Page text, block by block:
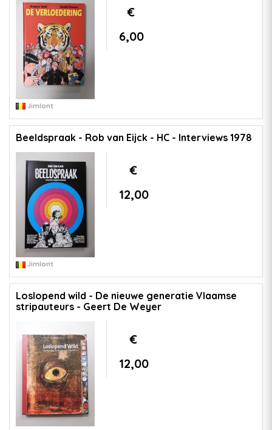
€
6,00
Jimlont
Beeldspraak - Rob van Eijck - HC - Interviews 1978
€
12,00
Jimlont
Loslopend wild - De nieuwe generatie Vlaamse
stripauteurs - Geert De Weyer
€
12,00